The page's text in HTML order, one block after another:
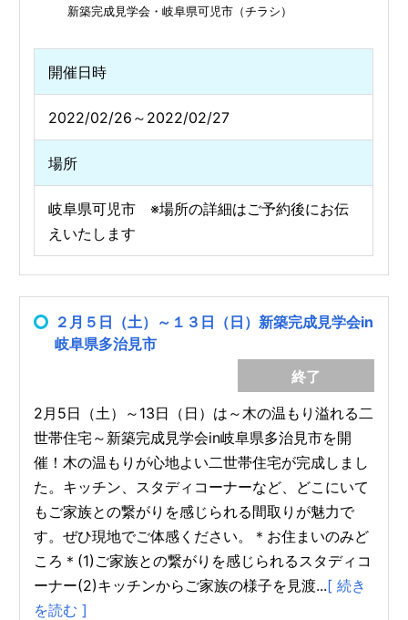
新築完成見学会・岐阜県可児市（チラシ）
開催日時
2022/02/26～2022/02/27
場所
岐阜県可児市 ※場所の詳細はご予約後にお伝
えいたします
２月５日（土）～１３日（日）新築完成見学会in
岐阜県多治見市
終了
2月5日（土）～13日（日）は～木の温もり溢れる二
世帯住宅～新築完成見学会in岐阜県多治見市を開
催！木の温もりが心地よい二世帯住宅が完成しまし
た。キッチン、スタディコーナーなど、どこにいて
もご家族との繋がりを感じられる間取りが魅力で
す。ぜひ現地でご体感ください。＊お住まいのみど
ころ＊(1)ご家族との繋がりを感じられるスタディコ
ーナー(2)キッチンからご家族の様子を見渡...[ 続き
を読む ]